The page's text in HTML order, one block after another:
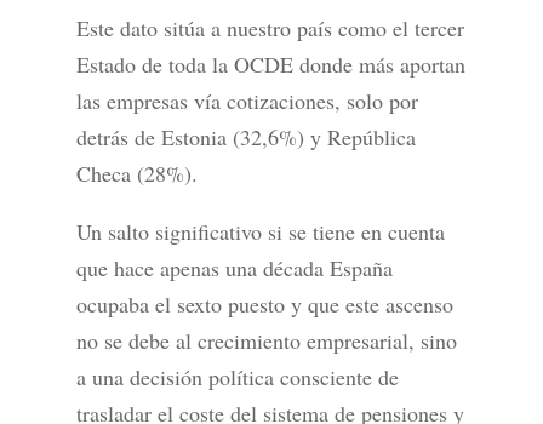
Este dato sitúa a nuestro país como el tercer
Estado de toda la OCDE donde más aportan
las empresas vía cotizaciones, solo por
detrás de Estonia (32,6%) y República
Checa (28%).
Un salto significativo si se tiene en cuenta
que hace apenas una década España
ocupaba el sexto puesto y que este ascenso
no se debe al crecimiento empresarial, sino
a una decisión política consciente de
trasladar el coste del sistema de pensiones y